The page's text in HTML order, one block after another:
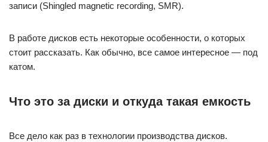
записи (Shingled magnetic recording, SMR).
В работе дисков есть некоторые особенности, о которых
стоит рассказать. Как обычно, все самое интересное — под
катом.
Что это за диски и откуда такая емкость
Все дело как раз в технологии производства дисков.